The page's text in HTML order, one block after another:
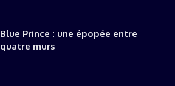
Blue Prince : une épopée entre
quatre murs